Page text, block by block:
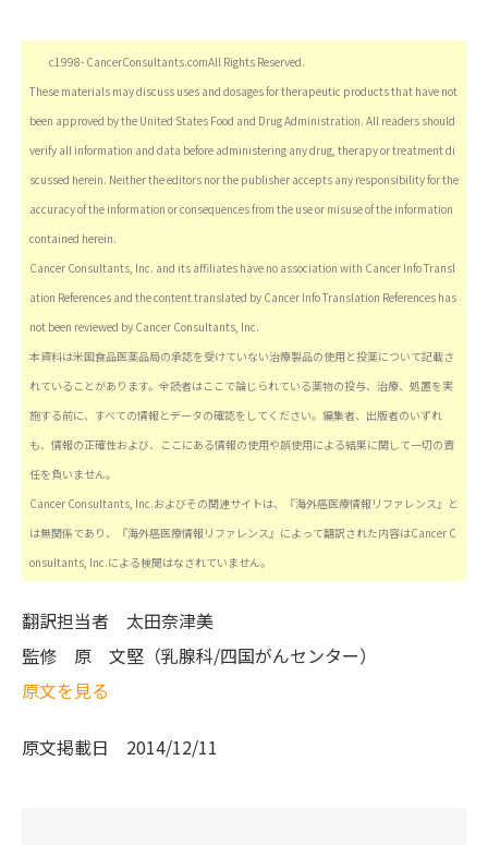
c1998- CancerConsultants.comAll Rights Reserved.
These materials may discuss uses and dosages for therapeutic products that have not
been approved by the United States Food and Drug Administration. All readers should
verify all information and data before administering any drug, therapy or treatment di
scussed herein. Neither the editors nor the publisher accepts any responsibility for the
accuracy of the information or consequences from the use or misuse of the information
contained herein.
Cancer Consultants, Inc. and its affiliates have no association with Cancer Info Transl
ation References and the content translated by Cancer Info Translation References has
not been reviewed by Cancer Consultants, Inc.
本資料は米国食品医薬品局の承認を受けていない治療製品の使用と投薬について記載さ
れていることがあります。全読者はここで論じられている薬物の投与、治療、処置を実
施する前に、すべての情報とデータの確認をしてください。編集者、出版者のいずれ
も、情報の正確性および、ここにある情報の使用や誤使用による結果に関して一切の責
任を負いません。
Cancer Consultants, Inc.およびその関連サイトは、『海外癌医療情報リファレンス』と
は無関係であり、『海外癌医療情報リファレンス』によって翻訳された内容はCancer C
onsultants, Inc.による検閲はなされていません。
翻訳担当者 太田奈津美
監修 原 文堅（乳腺科/四国がんセンター）
原文を見る
原文掲載日 2014/12/11